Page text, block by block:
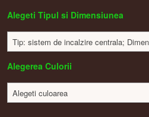
Alegeti Tipul si Dimensiunea
Tip: sistem de incalzire centrala;
Alegerea Culorii
Alegeti culoarea